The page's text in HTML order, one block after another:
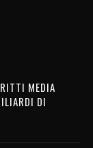
MEDIA
DI